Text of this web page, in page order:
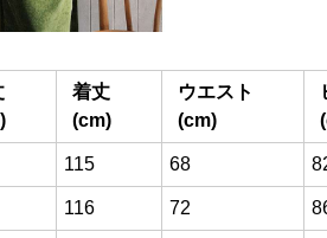
着丈
(cm)
ウエスト
(cm)
115 68
116 72